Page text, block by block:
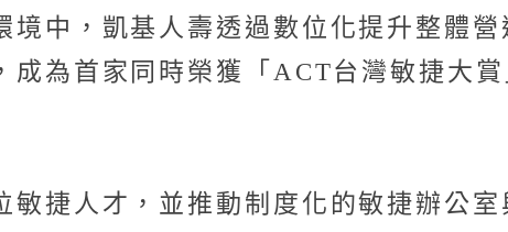
境中，凱基人壽透過數位化提升整體
成為首家同時榮獲「ACT台灣敏捷大
敏捷人才，並推動制度化的敏捷辦公